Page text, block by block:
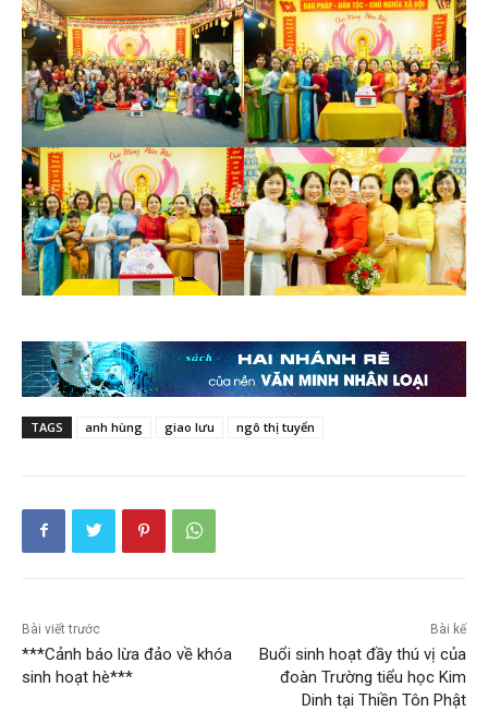
TAGS anh hùng giao lưu ngô thị tuyển
Bài viết trước
***Cảnh báo lừa đảo về khóa
sinh hoạt hè***
Bài kế
Buổi sinh hoạt đầy thú vị của
đoàn Trường tiểu học Kim
Dinh tại Thiền Tôn Phật